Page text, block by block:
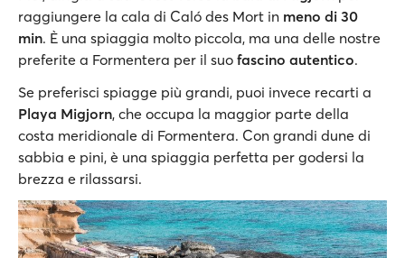
raggiungere la cala di Caló des Mort in meno di 30
min. È una spiaggia molto piccola, ma una delle nostre
preferite a Formentera per il suo fascino autentico.
Se preferisci spiagge più grandi, puoi invece recarti a
Playa Migjorn, che occupa la maggior parte della
costa meridionale di Formentera. Con grandi dune di
sabbia e pini, è una spiaggia perfetta per godersi la
brezza e rilassarsi.